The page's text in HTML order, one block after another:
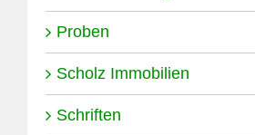
Proben
Scholz Immobilien
Schriften